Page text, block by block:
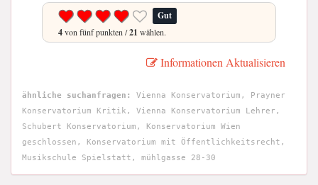
Gut
4von fünf punkten /21 wählen.
Informationen Aktualisieren
ähnliche suchanfragen:
Vienna Konservatorium, Prayner
Konservatorium Kritik, Vienna Konservatorium Lehrer,
Schubert Konservatorium, Konservatorium Wien
geschlossen, Konservatorium mit Öffentlichkeitsrecht,
Musikschule Spielstatt, mühlgasse 28-30